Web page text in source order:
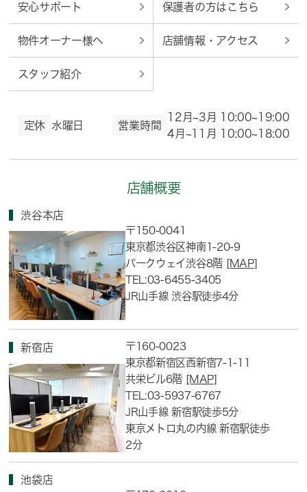
安心サポート 保護者の方はこちら
物件オーナー様へ 店舗情報・アクセス
スタッフ紹介
定休 水曜日 営業時間
12月~3月 10:00~19:00
4月~11月 10:00~18:00
店舗概要
渋谷本店
〒150-0041
東京都渋谷区神南1-20-9
パークウェイ渋谷8階 [MAP]
TEL:03-6455-3405
JR山手線 渋谷駅徒歩4分
新宿店
〒160-0023
東京都新宿区西新宿7-1-11
共栄ビル6階 [MAP]
TEL:03-5937-6767
JR山手線 新宿駅徒歩5分
東京メトロ丸の内線 新宿駅徒歩
2分
池袋店